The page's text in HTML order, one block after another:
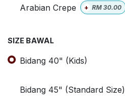
Arabian Crepe + RM30.00
SIZE BAWAL
Bidang 40" (Kids)
Bidang 45" (Standard Size)